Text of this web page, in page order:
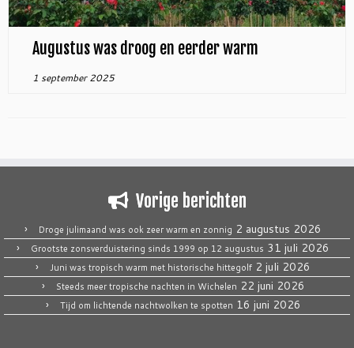
Augustus was droog en eerder warm
1 september 2025
Vorige berichten
Droge julimaand was ook zeer warm en zonnig 2 augustus 2026
Grootste zonsverduistering sinds 1999 op 12 augustus 31 juli 2026
Juni was tropisch warm met historische hittegolf 2 juli 2026
Steeds meer tropische nachten in Wichelen 22 juni 2026
Tijd om lichtende nachtwolken te spotten 16 juni 2026